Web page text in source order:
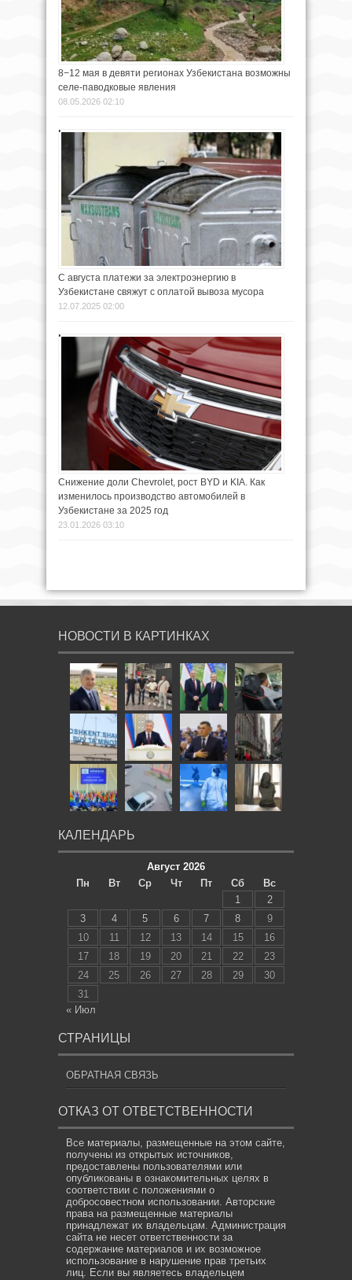
8−12 мая в девяти регионах Узбекистана возможны
селе-паводковые явления
08.05.2026 02:10
С августа платежи за электроэнергию в
Узбекистане свяжут с оплатой вывоза мусора
12.07.2025 02:00
Снижение доли Chevrolet, рост BYD и KIA. Как
изменилось производство автомобилей в
Узбекистане за 2025 год
23.01.2026 03:10
НОВОСТИ В КАРТИНКАХ
КАЛЕНДАРЬ
Август 2026
Пн
Вт Ср Чт Пт Сб
Вс
1
2
3
4 5 6 7 8
9
10
11 12 13 14 15
16
17
18 19 20 21 22
23
24
25 26 27 28 29
30
31
« Июл
СТРАНИЦЫ
ОБРАТНАЯ СВЯЗЬ
ОТКАЗ ОТ ОТВЕТСТВЕННОСТИ
Все материалы, размещенные на этом сайте,
получены из открытых источников,
предоставлены пользователями или
опубликованы в ознакомительных целях в
соответствии с положениями о
добросовестном использовании. Авторские
права на размещенные материалы
принадлежат их владельцам. Администрация
сайта не несет ответственности за
содержание материалов и их возможное
использование в нарушение прав третьих
лиц. Если вы являетесь владельцем